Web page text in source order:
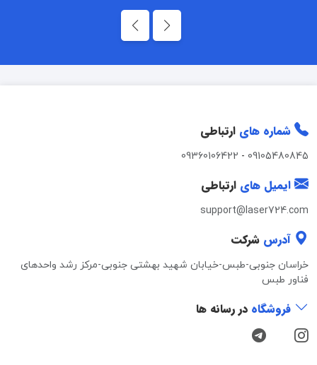
شماره های ارتباطی
09105480845
-
09360106422
ایمیل های ارتباطی
support@laser724.com
آدرس شرکت
خراسان جنوبی-طبس-خیابان شهید بهشتی جنوبی-مرکز رشد واحدهای
فناور طبس
فروشگاه در رسانه ها